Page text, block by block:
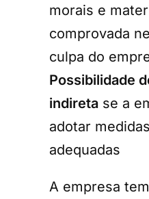
morais e
comprovada
culpa do
Possibilidade
indireta se a
adotar
adequadas
A empresa tem